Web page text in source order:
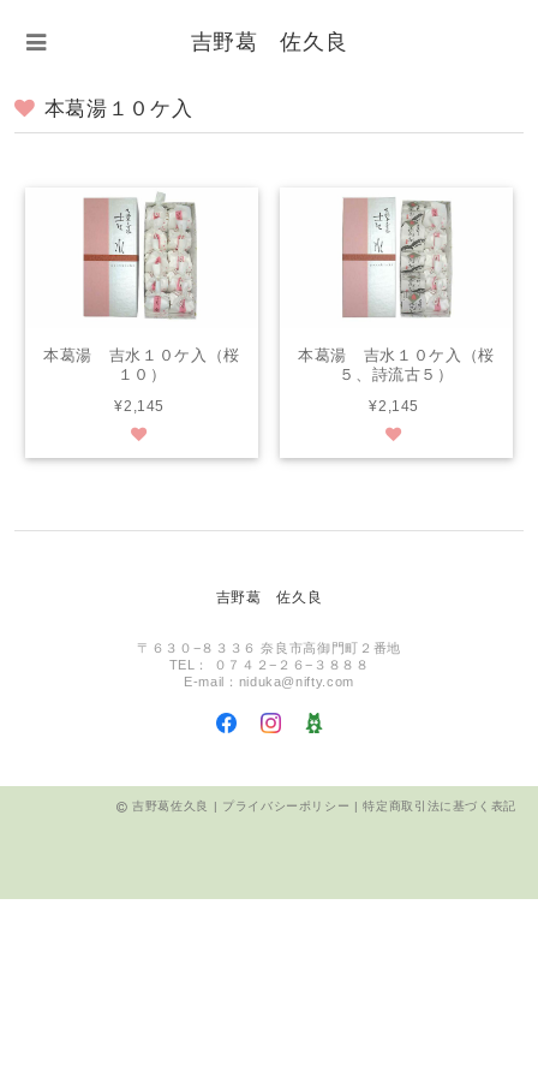
吉野葛 佐久良
本葛湯１０ケ入
本葛湯 吉水１０ケ入（桜
１０）
¥2,145
本葛湯 吉水１０ケ入（桜
５、詩流古５）
¥2,145
吉野葛 佐久良
〒６３０−８３３６ 奈良市高御門町２番地
TEL： ０７４２−２６−３８８８
E-mail： niduka@nifty.com
吉野葛佐久良 | プライバシーポリシー |特定商取引法に基づく表記